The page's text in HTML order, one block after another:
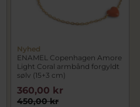
Nyhed
ENAMEL Copenhagen Amore
Light Coral armbånd forgyldt
sølv (15+3 cm)
450,00 kr
360,00 kr